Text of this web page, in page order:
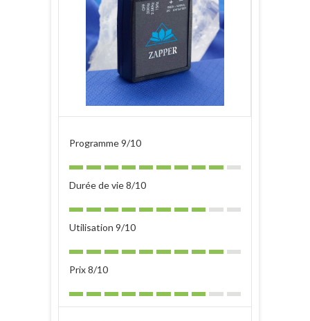
Programme 9/10
Durée de vie 8/10
Utilisation 9/10
Prix 8/10